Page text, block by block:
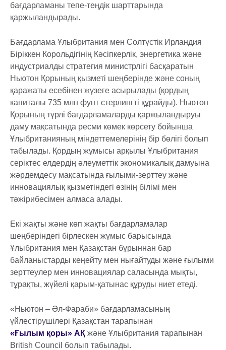
бағдарламаны тепе-теңдік шарттарында
қаржыландырады.
Бағдарлама Ұлыбритания мен Солтүстік Ирландия
Біріккен Корольдігінің Кәсіпкерлік, энергетика және
индустриалды стратегия министрлігі басқаратын
Ньютон Қорының қызметі шеңберінде және соның
қаражаты есебінен жүзеге асырылады (қордың
капиталы 735 млн фунт стерлингті құрайды). Ньютон
Қорының түрлі бағдарламаларды қаржыландыруы
даму мақсатында ресми көмек көрсету бойынша
Ұлыбританияның міндеттемелерінің бір бөлігі болып
табылады. Қордың жұмысы арқылы Ұлыбритания
серiктес елдердің әлеуметтік экономикалық дамуына
жәрдемдесу мақсатында ғылыми-зерттеу және
инновациялық қызметіндегі өзінің білімі мен
тәжірибесімен алмаса алады.
Екі жақты және көп жақты бағдарламалар
шеңберіндегі бірлескен жұмыс барысында
Ұлыбритания мен Қазақстан бұрыннан бар
байланыстарды кеңейту мен нығайтуды және ғылыми
зерттеулер мен инновациялар саласында мықты,
тұрақты, жүйелі қарым-қатынас құруды ниет етеді.
«Ньютон – Әл-Фараби» бағдарламасының
үйлестірушілері Қазақстан тарапынан
«Ғылым қоры» АҚ және Ұлыбритания тарапынан
British Council болып табылады.